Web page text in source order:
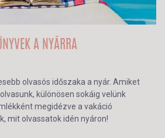
A NYÁRRA
olvasós időszaka a nyár. Amiket
különösen sokáig velünk
megidézve a vakáció
mit olvassatok idén nyáron!